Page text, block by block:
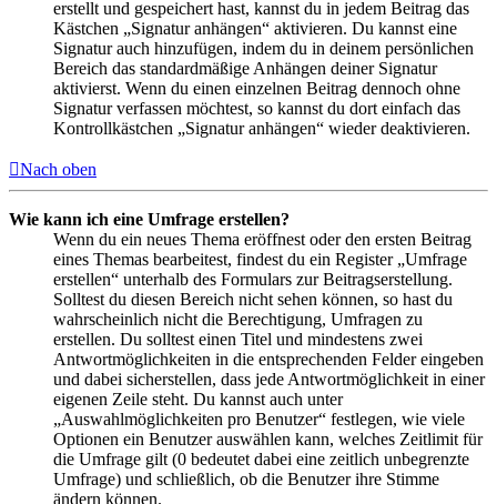
erstellt und gespeichert hast, kannst du in jedem Beitrag das
Kästchen „Signatur anhängen“ aktivieren. Du kannst eine
Signatur auch hinzufügen, indem du in deinem persönlichen
Bereich das standardmäßige Anhängen deiner Signatur
aktivierst. Wenn du einen einzelnen Beitrag dennoch ohne
Signatur verfassen möchtest, so kannst du dort einfach das
Kontrollkästchen „Signatur anhängen“ wieder deaktivieren.
Nach oben
Wie kann ich eine Umfrage erstellen?
Wenn du ein neues Thema eröffnest oder den ersten Beitrag
eines Themas bearbeitest, findest du ein Register „Umfrage
erstellen“ unterhalb des Formulars zur Beitragserstellung.
Solltest du diesen Bereich nicht sehen können, so hast du
wahrscheinlich nicht die Berechtigung, Umfragen zu
erstellen. Du solltest einen Titel und mindestens zwei
Antwortmöglichkeiten in die entsprechenden Felder eingeben
und dabei sicherstellen, dass jede Antwortmöglichkeit in einer
eigenen Zeile steht. Du kannst auch unter
„Auswahlmöglichkeiten pro Benutzer“ festlegen, wie viele
Optionen ein Benutzer auswählen kann, welches Zeitlimit für
die Umfrage gilt (0 bedeutet dabei eine zeitlich unbegrenzte
Umfrage) und schließlich, ob die Benutzer ihre Stimme
ändern können.